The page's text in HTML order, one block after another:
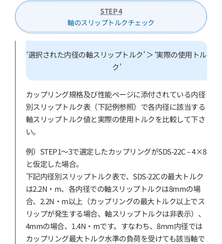
STEP 4
軸のスリップトルクチェック
‘選択された内径の軸スリップトルク’ ＞ ‘実際の使用トル
ク’
カップリング規格及び性能ページに添付されている内径
別スリップトルク表（下記例参照）で各内径に該当する
軸スリップトルク値と実際の使用トルクを比較して下さ
い。
例）STEP1〜3で選定したカップリングがSDS-22C – 4×8
と仮定した場合。
下記内径別スリップトルク表で、SDS-22Cの最大トルク
は2.2N・m、各内径での軸スリップトルクは8mmの場
合、2.2N・m以上（カップリングの最大トルク以上でス
リップが発生する場合、軸スリップトルクは非表示）、
4mmの場合、1.4N・mです。すなわち、8mm内径では
カップリング最大トルク水準の負荷を受けても該当軸で